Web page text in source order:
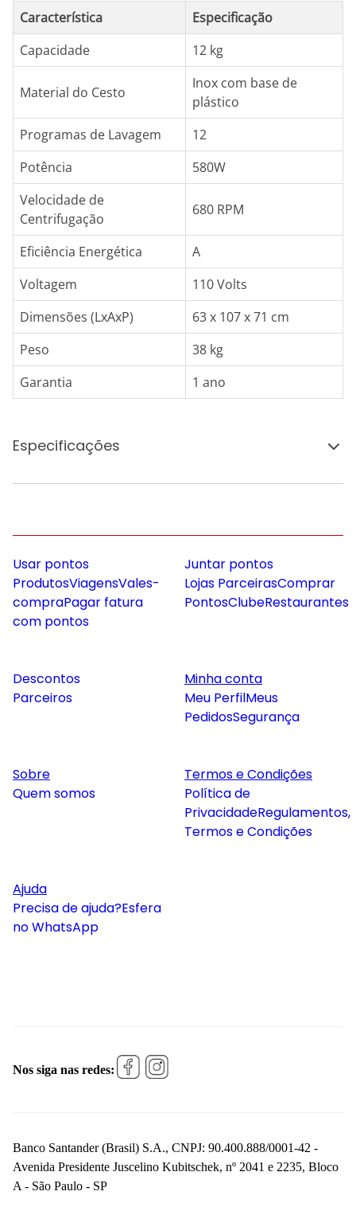
Característica
Especificação
Capacidade
12 kg
Material do Cesto
Inox com base de
plástico
Programas de Lavagem
12
Potência
580W
Velocidade de
Centrifugação
680 RPM
Eficiência Energética
A
Voltagem
110 Volts
Dimensões (LxAxP)
63 x 107 x 71 cm
Peso
38 kg
Garantia
1 ano
Especificações
Usar pontos
ProdutosViagensVales-
compraPagar fatura
com pontos
Juntar pontos
Lojas ParceirasComprar
PontosClubeRestaurantes
Descontos
Parceiros
Minha conta
Meu PerfilMeus
PedidosSegurança
Sobre
Quem somos
Termos e Condições
Política de
PrivacidadeRegulamentos,
Termos e Condições
Ajuda
Precisa de ajuda?Esfera
no WhatsApp
Nos siga nas redes:
Banco Santander (Brasil) S.A., CNPJ: 90.400.888/0001-42 -
Avenida Presidente Juscelino Kubitschek, nº 2041 e 2235, Bloco
A - São Paulo - SP